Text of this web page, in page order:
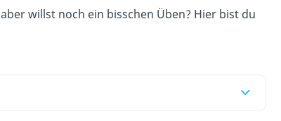
willst noch ein bisschen Üben? Hier bist du